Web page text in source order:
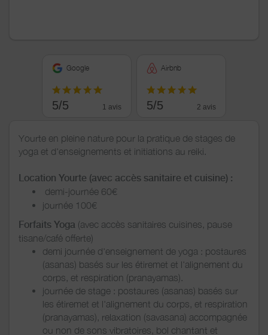
Google
5/5 1 avis
Airbnb
5/5 2 avis
Yourte en pleine nature pour la pratique de stages de
yoga et d'enseignements et initiations au reiki.
Location Yourte (avec accès sanitaire et cuisine) :
demi-journée 60€
journée 100€
Forfaits Yoga (avec accès sanitaires cuisines, pause
tisane/café offerte)
demi journée d'enseignement de yoga : postaures
(asanas) basés sur les étiremet et l'alignement du
corps, et respiration (pranayamas).
journée de stage : postaures (asanas) basés sur
les étiremet et l'alignement du corps, et respiration
(pranayamas), relaxation (savasana) accompagnée
ou non de sons vibratoires, bol chantant et